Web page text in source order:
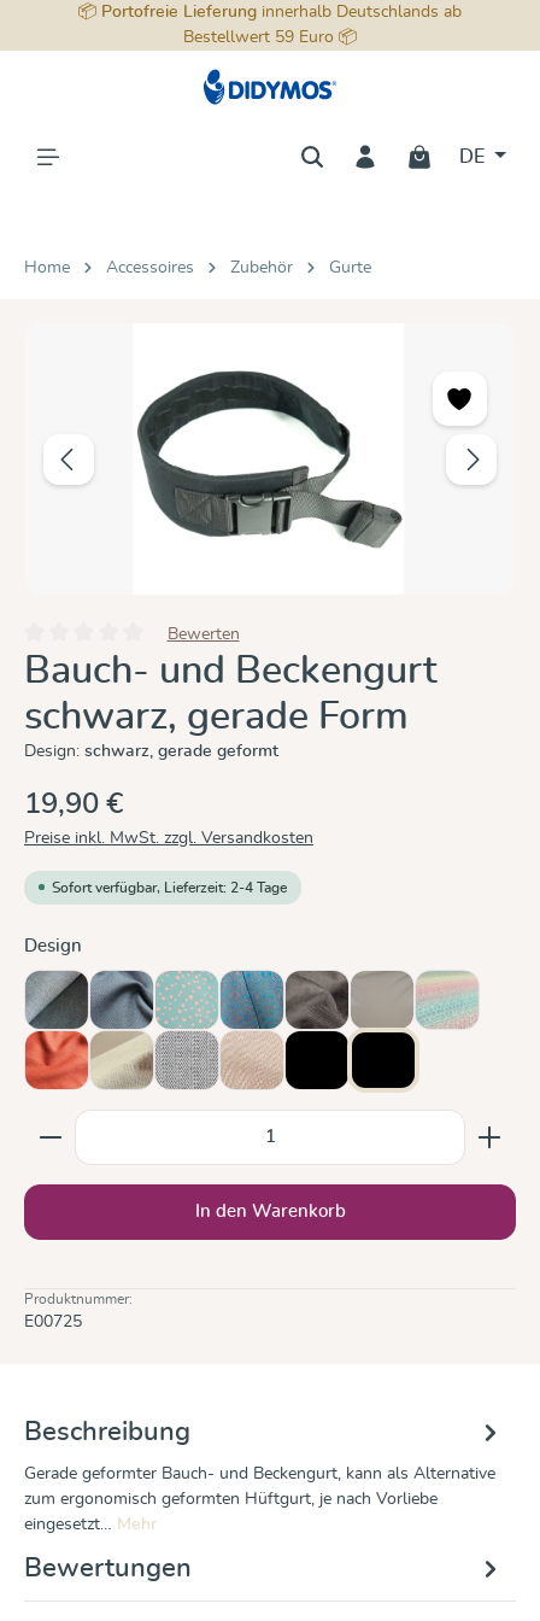
springen
📦 Portofreie Lieferung innerhalb Deutschlands ab
Bestellwert 59 Euro 📦
DE
Home Accessoires Zubehör Gurte
Durchschnittliche Bewertung von 0 von 5 Sternen
Bewerten
Bauch- und Beckengurt
schwarz, gerade Form
Design: schwarz, gerade geformt
19,90 €
Preise inkl. MwSt. zzgl. Versandkosten
Sofort verfügbar, Lieferzeit: 2-4 Tage
Design
Doubleface Anthrazit
Graphit Hope
(Diese Option ist zurzeit nicht verfügbar.)
Ludwig Mocca Olive
(Diese Option ist
Prima
Rusty RedSand Silber Zimt schwarz, ergonomisch
schwarz, gerade
Produkt Anzahl: Gib den gewünschten Wert ein
In den Warenkorb
Produktnummer:
E00725
Beschreibung
Gerade geformter Bauch- und Beckengurt, kann als Alternative
zum ergonomisch geformten Hüftgurt, je nach Vorliebe
eingesetzt… Mehr
Bewertungen